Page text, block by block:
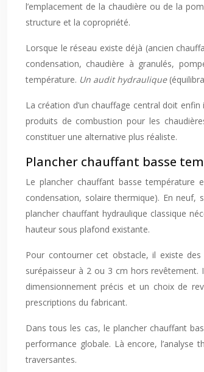
l’emplacement de la chaudière ou de la
structure et la copropriété.
Lorsque le réseau existe déjà (ancien
condensation, chaudière à granulés,
température. Un audit hydraulique
La création d’un chauffage central doit
produits de combustion pour les
constituer une alternative plus réaliste.
Plancher chauffant basse
Le plancher chauffant basse
condensation, solaire thermique). En
plancher chauffant hydraulique classique
hauteur sous plafond existante.
Pour contourner cet obstacle, il existe
surépaisseur à 2 ou 3 cm hors
dimensionnement précis et un choix de
prescriptions du fabricant.
Dans tous les cas, le plancher chauffant
performance globale. Là encore,
traversantes.